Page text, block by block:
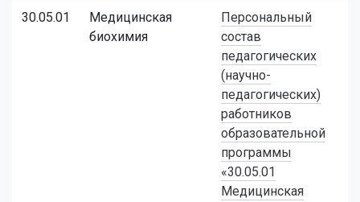
30.05.01
Медицинская
биохимия
Персональный
состав
педагогических
(научно-
педагогических)
работников
образовательной
программы
«30.05.01
Медицинская